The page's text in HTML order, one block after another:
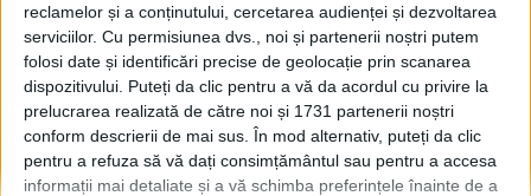
reclamelor și a conținutului, cercetarea audienței și dezvoltarea
serviciilor. Cu permisiunea dvs., noi și partenerii noștri putem
folosi date și identificări precise de geolocație prin scanarea
dispozitivului. Puteți da clic pentru a vă da acordul cu privire la
prelucrarea realizată de către noi și 1731 partenerii noștri
conform descrierii de mai sus. În mod alternativ, puteți da clic
pentru a refuza să vă dați consimțământul sau pentru a accesa
informații mai detaliate și a vă schimba preferințele înainte de a
© 2020 Radio TOP Suceava 104 FM